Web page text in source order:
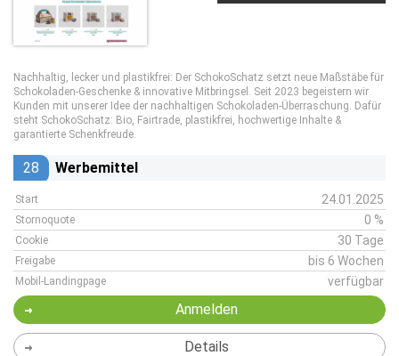
Nachhaltig, lecker und plastikfrei: Der SchokoSchatz setzt neue Maßstäbe für
Schokoladen-Geschenke & innovative Mitbringsel. Seit 2023 begeistern wir
Kunden mit unserer Idee der nachhaltigen Schokoladen-Überraschung. Dafür
steht SchokoSchatz: Bio, Fairtrade, plastikfrei, hochwertige Inhalte &
garantierte Schenkfreude.
28 Werbemittel
Start 24.01.2025
Stornoquote 0 %
Cookie 30 Tage
Freigabe bis 6 Wochen
Mobil-Landingpage verfügbar
Anmelden
Details